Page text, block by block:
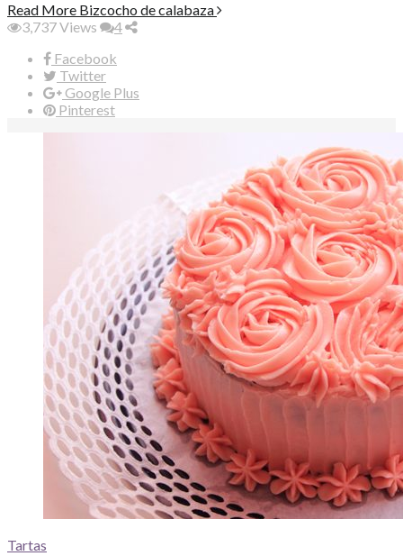
Read More Bizcocho de calabaza
3,737Views
4
Facebook
Twitter
Google Plus
Pinterest
Tartas